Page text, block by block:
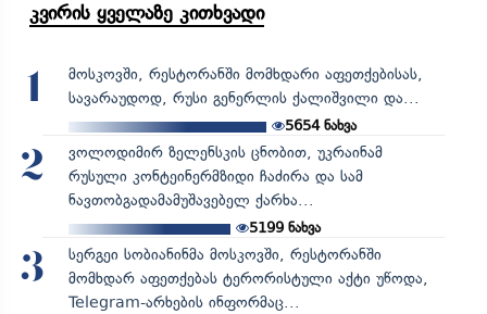
კვირის ყველაზე კითხვადი
1
მოსკოვში, რესტორანში მომხდარი აფეთქებისას,
სავარაუდოდ, რუსი გენერლის ქალიშვილი და...
5654ნახვა
2
ვოლოდიმირ ზელენსკის ცნობით, უკრაინამ
რუსული კონტეინერმზიდი ჩაძირა და სამ
ნავთობგადამამუშავებელ ქარხა...
5199ნახვა
3
სერგეი სობიანინმა მოსკოვში, რესტორანში
მომხდარ აფეთქებას ტერორისტული აქტი უწოდა,
Telegram-არხების ინფორმაც...